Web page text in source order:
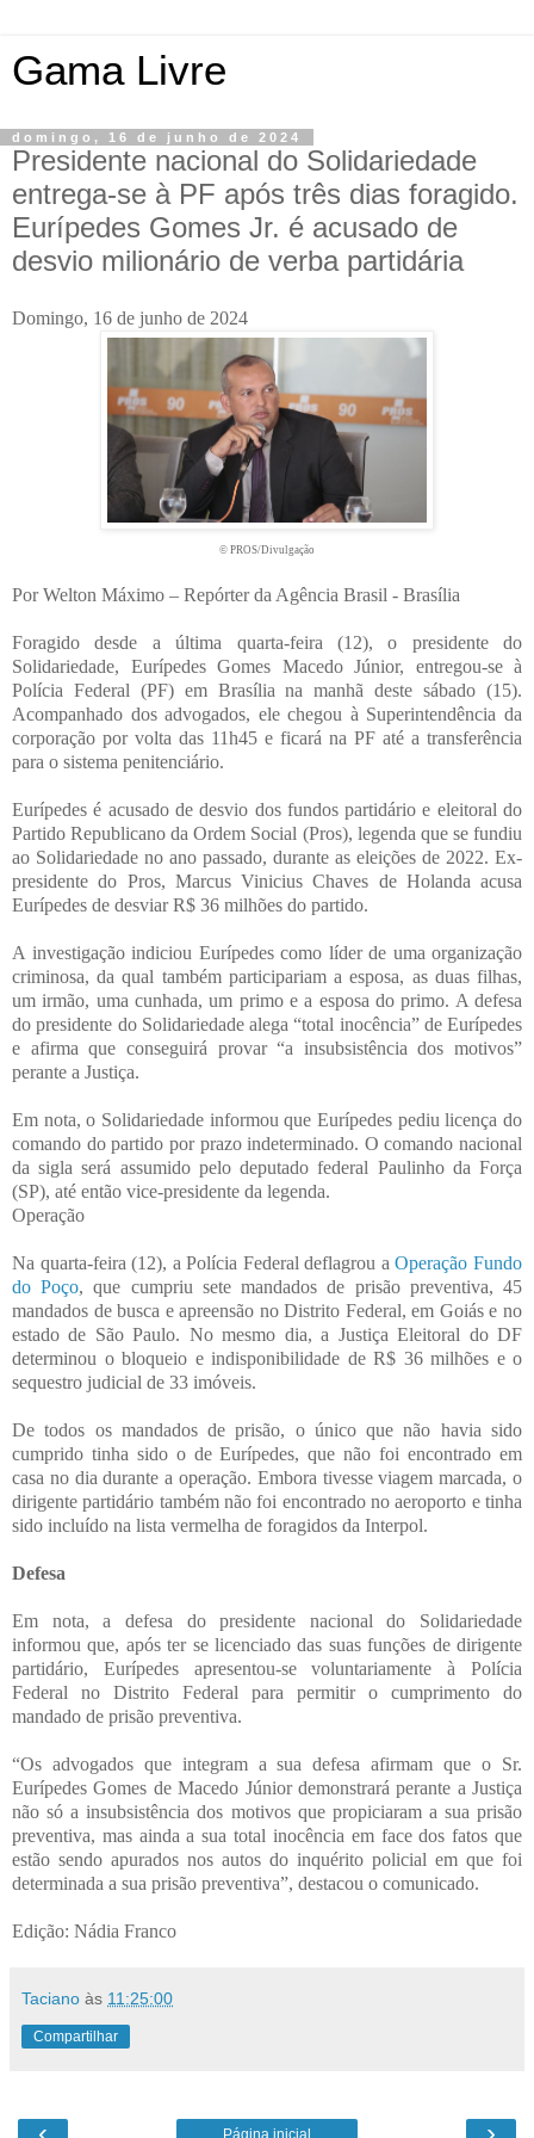
Gama Livre
domingo, 16 de junho de 2024
Presidente nacional do Solidariedade
entrega-se à PF após três dias foragido.
Eurípedes Gomes Jr. é acusado de
desvio milionário de verba partidária
Domingo, 16 de junho de 2024
© PROS/Divulgação
Por Welton Máximo – Repórter da Agência Brasil - Brasília
Foragido desde a última quarta-feira (12), o presidente do
Solidariedade, Eurípedes Gomes Macedo Júnior, entregou-se à
Polícia Federal (PF) em Brasília na manhã deste sábado (15).
Acompanhado dos advogados, ele chegou à Superintendência da
corporação por volta das 11h45 e ficará na PF até a transferência
para o sistema penitenciário.
Eurípedes é acusado de desvio dos fundos partidário e eleitoral do
Partido Republicano da Ordem Social (Pros), legenda que se fundiu
ao Solidariedade no ano passado, durante as eleições de 2022. Ex-
presidente do Pros, Marcus Vinicius Chaves de Holanda acusa
Eurípedes de desviar R$ 36 milhões do partido.
A investigação indiciou Eurípedes como líder de uma organização
criminosa, da qual também participariam a esposa, as duas filhas,
um irmão, uma cunhada, um primo e a esposa do primo. A defesa
do presidente do Solidariedade alega “total inocência” de Eurípedes
e afirma que conseguirá provar “a insubsistência dos motivos”
perante a Justiça.
Em nota, o Solidariedade informou que Eurípedes pediu licença do
comando do partido por prazo indeterminado. O comando nacional
da sigla será assumido pelo deputado federal Paulinho da Força
(SP), até então vice-presidente da legenda.
Operação
Na quarta-feira (12), a Polícia Federal deflagrou aOperação Fundo
do Poço, que cumpriu sete mandados de prisão preventiva, 45
mandados de busca e apreensão no Distrito Federal, em Goiás e no
estado de São Paulo. No mesmo dia, a Justiça Eleitoral do DF
determinou o bloqueio e indisponibilidade de R$ 36 milhões e o
sequestro judicial de 33 imóveis.
De todos os mandados de prisão, o único que não havia sido
cumprido tinha sido o de Eurípedes, que não foi encontrado em
casa no dia durante a operação. Embora tivesse viagem marcada, o
dirigente partidário também não foi encontrado no aeroporto e tinha
sido incluído na lista vermelha de foragidos da Interpol.
Defesa
Em nota, a defesa do presidente nacional do Solidariedade
informou que, após ter se licenciado das suas funções de dirigente
partidário, Eurípedes apresentou-se voluntariamente à Polícia
Federal no Distrito Federal para permitir o cumprimento do
mandado de prisão preventiva.
“Os advogados que integram a sua defesa afirmam que o Sr.
Eurípedes Gomes de Macedo Júnior demonstrará perante a Justiça
não só a insubsistência dos motivos que propiciaram a sua prisão
preventiva, mas ainda a sua total inocência em face dos fatos que
estão sendo apurados nos autos do inquérito policial em que foi
determinada a sua prisão preventiva”, destacou o comunicado.
Edição: Nádia Franco
Taciano às 11:25:00
Compartilhar
Página inicial